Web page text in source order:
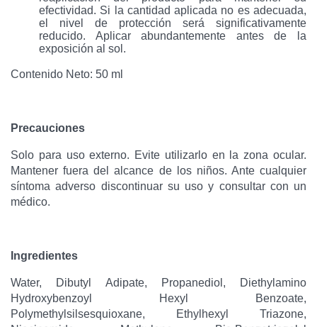
efectividad. Si la cantidad aplicada no es adecuada,
el nivel de protección será significativamente
reducido. Aplicar abundantemente antes de la
exposición al sol.
Contenido Neto: 50 ml
Precauciones
Solo para uso externo. Evite utilizarlo en la zona ocular.
Mantener fuera del alcance de los niños. Ante cualquier
síntoma adverso discontinuar su uso y consultar con un
médico.
Ingredientes
Water, Dibutyl Adipate, Propanediol, Diethylamino
Hydroxybenzoyl Hexyl Benzoate,
Polymethylsilsesquioxane, Ethylhexyl Triazone,